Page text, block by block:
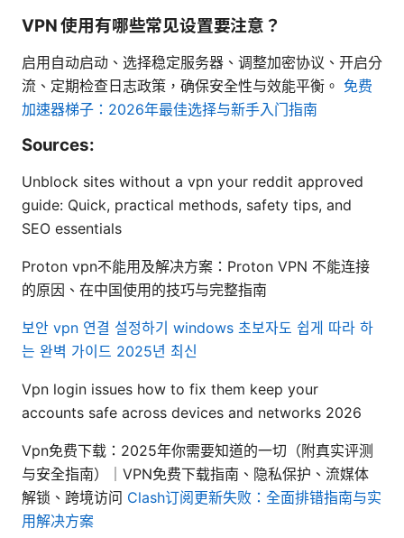
VPN 使用有哪些常见设置要注意？
启用自动启动、选择稳定服务器、调整加密协议、开启分
流、定期检查日志政策，确保安全性与效能平衡。 免费
加速器梯子：2026年最佳选择与新手入门指南
Sources:
Unblock sites without a vpn your reddit approved
guide: Quick, practical methods, safety tips, and
SEO essentials
Proton vpn不能用及解决方案：Proton VPN 不能连接
的原因、在中国使用的技巧与完整指南
보안 vpn 연결 설정하기 windows 초보자도 쉽게 따라 하
는 완벽 가이드 2025년 최신
Vpn login issues how to fix them keep your
accounts safe across devices and networks 2026
Vpn免费下载：2025年你需要知道的一切（附真实评测
与安全指南）｜VPN免费下载指南、隐私保护、流媒体
解锁、跨境访问 Clash订阅更新失败：全面排错指南与实
用解决方案